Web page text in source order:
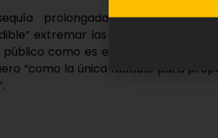
prolongada que vive la
extremar las medidas de
como es el agua y defendió
“como la única factible para